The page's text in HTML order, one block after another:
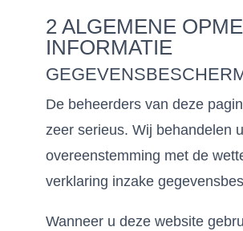
2 ALGEMENE
INFORMATIE
De beheerders van deze
zeer serieus. Wij behandelen
overeenstemming met de
verklaring inzake
Wanneer u deze website